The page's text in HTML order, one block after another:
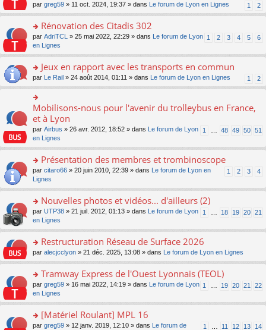
ult
er
le
m
e
s
a
g
e
n
o
n
le
u
s
ré
c
e
1 2
par greg59 » 11 oct. 2024, 19:37 » dans Le forum de Lyon en Lignes
o
n
s
er
le
m
e
s
s
g
o
n
lu
le
u
s
ré
c
e
nt
Rénovation des Citadis 302
1 2 3 4 5 6
par AdriTCL » 25 mai 2022, 22:29 » dans
Le forum de Lyon
en Lignes
o
n
s
ult
er
le
m
e
s
s
g
o
n
lu
le
u
s
ré
c
e
nt
Jeux en rapport avec les transports en commun
1 2
par Le Rail » 24 août 2014, 01:11 » dans Le forum de Lyon en Lignes
o
n
ult
le
m
e
s
s
g
e
n
o
n
lu
u
s
ré
c
e
Mobilisons-nous pour l'avenir du trolleybus en France,
et à Lyon
1 48 49 50 51
par Airbus » 26 avr. 2012, 18:52 » dans
Le forum de Lyon
en Lignes
o
s
er
le
m
e
s
s
e
n
o
n
lu
Présentation des membres et trombinoscope
1 2 3 4
par citaro66 » 20 juin 2010, 22:39 » dans
Le forum de Lyon en
Lignes
o
n
s
er
le
m
e
s
s
e
n
Nouvelles photos et vidéos... d'ailleurs (2)
1 18 19 20 21
par UTP38 » 21 juil. 2012, 01:13 » dans
Le forum de Lyon
en Lignes
o
n
ult
er
le
m
e
s
Restructuration Réseau de Surface 2026
par alecjcclyon » 21 déc. 2025, 13:08 » dans Le forum de Lyon en Lignes
o
n
s
er
Tramway Express de l'Ouest Lyonnais (TEOL)
1 19 20 21 22
par greg59 » 16 mai 2022, 14:19 » dans
Le forum de Lyon
en Lignes
o
[Matériel Roulant] MPL 16
1 11 12 13 14
par greg59 » 12 janv. 2019, 12:10 » dans
Le forum de